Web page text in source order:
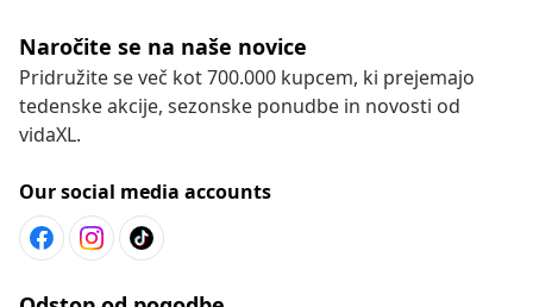
Naročite se na naše novice
Pridružite se več kot 700.000 kupcem, ki prejemajo
tedenske akcije, sezonske ponudbe in novosti od
vidaXL.
Our social media accounts